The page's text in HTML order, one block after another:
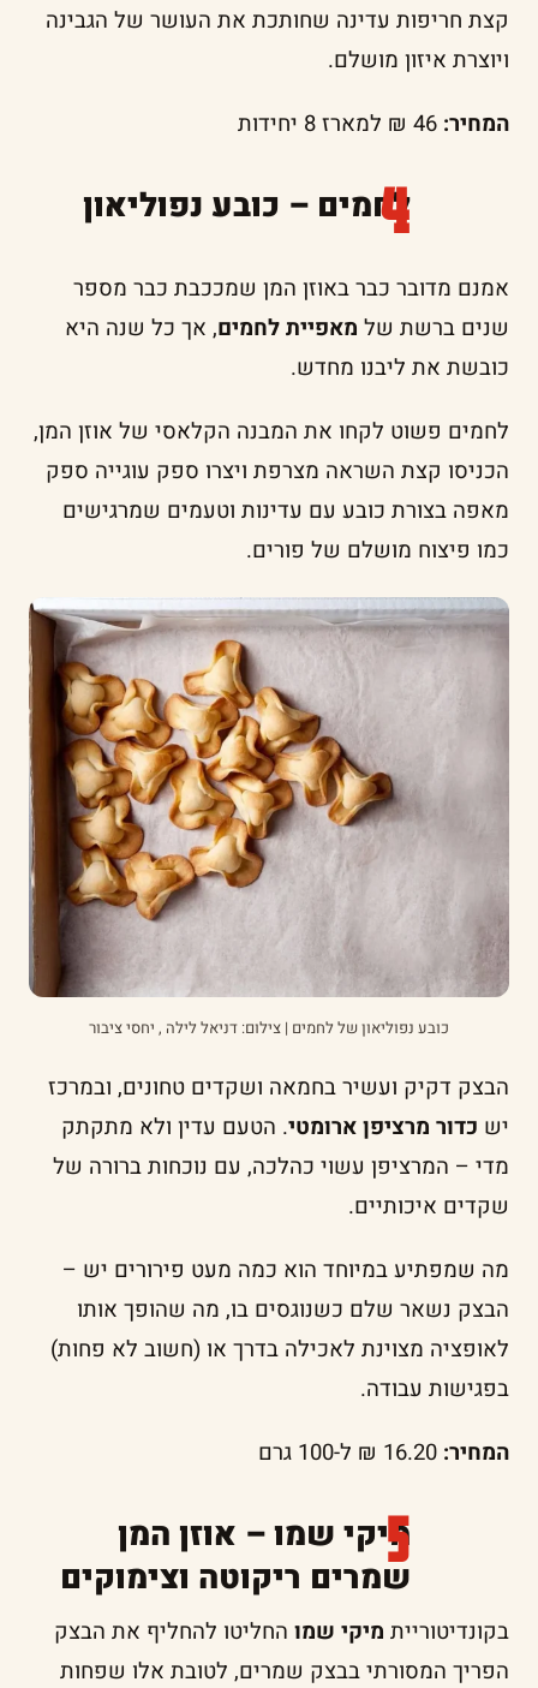
קצת חריפות עדינה שחותכת את העושר של הגבינה
ויוצרת איזון מושלם.
המחיר:
לחמים – כובע נפוליאון
אמנם מדובר כבר באוזן המן שמככבת כבר מספר
שנים ברשת של מאפיית לחמים, אך כל שנה היא
כובשת את ליבנו מחדש.
לחמים פשוט לקחו את המבנה הקלאסי של אוזן המן,
הכניסו קצת השראה מצרפת ויצרו ספק עוגייה ספק
מאפה בצורת כובע עם עדינות וטעמים שמרגישים
כמו פיצוח מושלם של פורים.
כובע נפוליאון של לחמים | צילום: דניאל לילה , יחסי ציבור
הבצק דקיק ועשיר בחמאה ושקדים טחונים, ובמרכז
יש כדור מרציפן ארומטי. הטעם עדין ולא מתקתק
מדי – המרציפן עשוי כהלכה, עם נוכחות ברורה של
שקדים איכותיים.
מה שמפתיע במיוחד הוא כמה מעט פירורים יש –
הבצק נשאר שלם כשנוגסים בו, מה שהופך אותו
לאופציה מצוינת לאכילה בדרך או (חשוב לא פחות)
בפגישות עבודה.
המחיר:
מיקי שמו – אוזן המן
שמרים ריקוטה וצימוקים
בקונדיטוריית מיקי שמו החליטו להחליף את הבצק
הפריך המסורתי בבצק שמרים, לטובת אלו שפחות